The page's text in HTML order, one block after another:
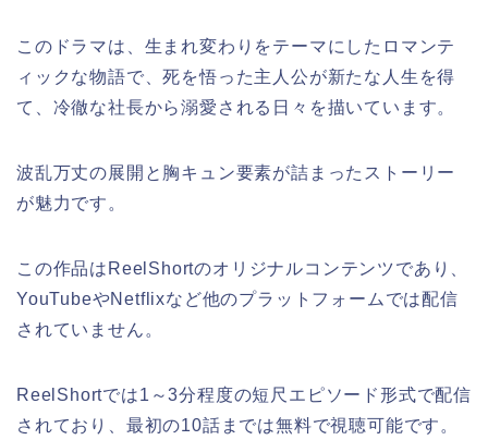
このドラマは、生まれ変わりをテーマにしたロマンテ
ィックな物語で、死を悟った主人公が新たな人生を得
て、冷徹な社長から溺愛される日々を描いています。
波乱万丈の展開と胸キュン要素が詰まったストーリー
が魅力です。
この作品はReelShortのオリジナルコンテンツであり、
YouTubeやNetflixなど他のプラットフォームでは配信
されていません。
ReelShortでは1～3分程度の短尺エピソード形式で配信
されており、最初の10話までは無料で視聴可能です。